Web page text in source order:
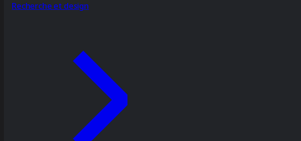
Recherche et design